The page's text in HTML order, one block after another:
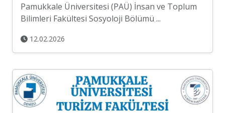
Pamukkale Üniversitesi (PAÜ) İnsan ve Toplum
Bilimleri Fakültesi Sosyoloji Bölümü ...
12.02.2026